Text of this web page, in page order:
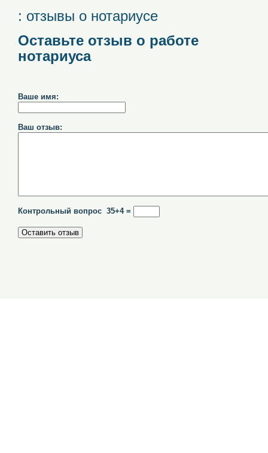
: отзывы о нотариусе
Оставьте отзыв о работе
нотариуса
Ваше имя:
Ваш отзыв:
Контрольный вопрос 35+4 =